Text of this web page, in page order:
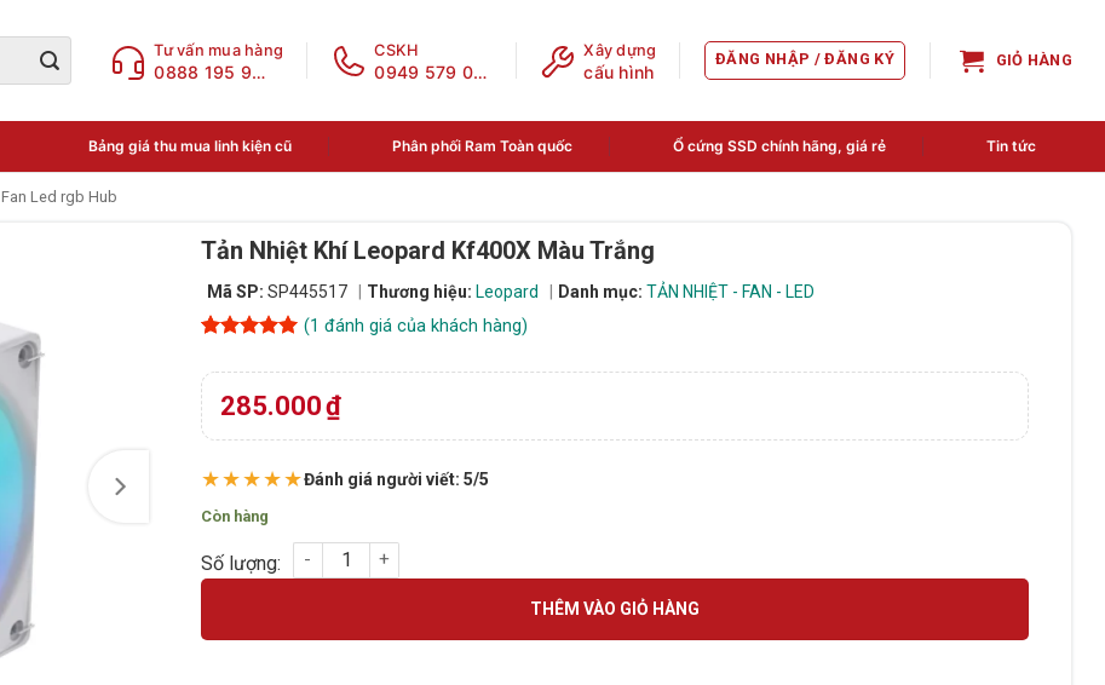
Tư vấn mua hàng
0888 195 969
CSKH
0949 579 078
Xây dựng
cấu hình
ĐĂNG NHẬP / ĐĂNG KÝ GIỎ HÀNG
Bảng giá thu mua linh kiện cũ Phân phối Ram Toàn quốc Ổ cứng SSD chính hãng, giá rẻ Tin tức
Fan Led rgb Hub
Tản Nhiệt Khí Leopard Kf400X Màu Trắng
Mã SP: SP445517 Thương hiệu: Leopard Danh mục: TẢN NHIỆT - FAN - LED
dựa trên
đánh giá
(1 đánh giá của khách hàng)
285.000₫
★★★★★Đánh giá người viết: 5/5
Còn hàng
Tản Nhiệt Khí Leopard Kf400X Màu Trắng số lượng
THÊM VÀO GIỎ HÀNG